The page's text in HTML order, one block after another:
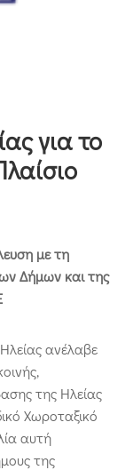
για το
με τη
Δήμων και της
ανέλαβε
της Ηλείας
Χωροταξικό
αυτή
της